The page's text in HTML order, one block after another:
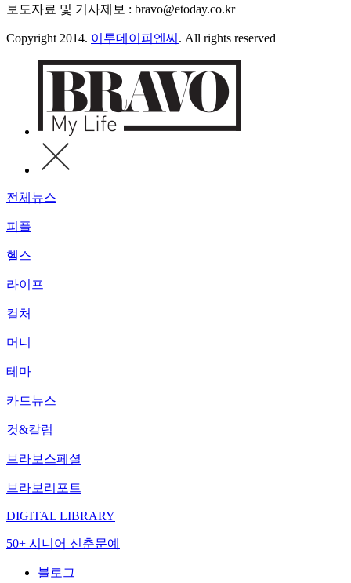
보도자료 및 기사제보 : bravo@etoday.co.kr
Copyright 2014. 이투데이피엔씨 . All rights reserved
전체뉴스
피플
헬스
라이프
컬처
머니
테마
카드뉴스
컷&칼럼
브라보스페셜
브라보리포트
DIGITAL LIBRARY
50+ 시니어 신춘문예
블로그